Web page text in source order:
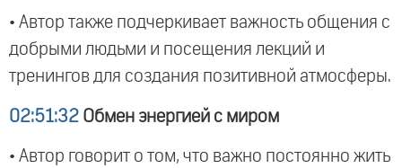
• Автор также подчеркивает важность общения с
добрыми людьми и посещения лекций и
тренингов для создания позитивной атмосферы.
02:51:32 Обмен энергией с миром
• Автор говорит о том, что важно постоянно жить